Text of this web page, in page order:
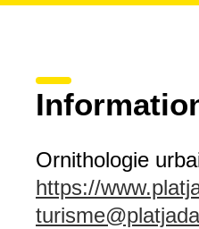
Ornithologie
https://